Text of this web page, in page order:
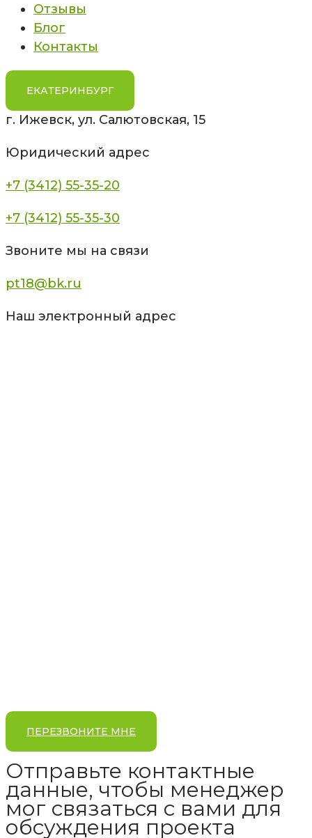
Отзывы
Блог
Контакты
ЕКАТЕРИНБУРГ
г. Ижевск, ул. Салютовская, 15
Юридический адрес
+7 (3412) 55-35-20
+7 (3412) 55-35-30
Звоните мы на связи
pt18@bk.ru
Наш электронный адрес
ПЕРЕЗВОНИТЕ МНЕ
Отправьте контактные
данные, чтобы менеджер
мог связаться с вами для
обсуждения проекта